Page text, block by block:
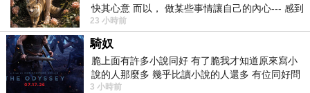
司港去吃天婦羅，再從門司港回到小倉，傍晚從
小倉搭新幹線到廣島，搭飯店接駁車去王子飯
店，今天晚餐在飯店吃
店）
快其心意 而以， 做某些事情讓自己的內心--- 感到
愉快。
23 小時前
騎奴
脆上面有許多小說同好 有了脆我才知道原來寫小
說的人那麼多 幾乎比讀小說的人還多 有位同好問
了一個問題 她說為什麼高中文學獎的
3 小時前